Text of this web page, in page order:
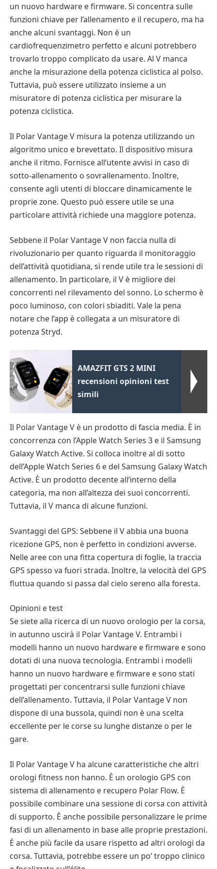
un nuovo hardware e firmware. Si concentra sulle
funzioni chiave per l’allenamento e il recupero, ma ha
anche alcuni svantaggi. Non è un
cardiofrequenzimetro perfetto e alcuni potrebbero
trovarlo troppo complicato da usare. Al V manca
anche la misurazione della potenza ciclistica al polso.
Tuttavia, può essere utilizzato insieme a un
misuratore di potenza ciclistica per misurare la
potenza ciclistica.
Il Polar Vantage V misura la potenza utilizzando un
algoritmo unico e brevettato. Il dispositivo misura
anche il ritmo. Fornisce all’utente avvisi in caso di
sotto-allenamento o sovrallenamento. Inoltre,
consente agli utenti di bloccare dinamicamente le
proprie zone. Questo può essere utile se una
particolare attività richiede una maggiore potenza.
Sebbene il Polar Vantage V non faccia nulla di
rivoluzionario per quanto riguarda il monitoraggio
dell’attività quotidiana, si rende utile tra le sessioni di
allenamento. In particolare, il V è migliore dei
concorrenti nel rilevamento del sonno. Lo schermo è
poco luminoso, con colori sbiaditi. Vale la pena
notare che l’app è collegata a un misuratore di
potenza Stryd.
AMAZFIT GTS 2 MINI
recensioni opinioni test
simili
Il Polar Vantage V è un prodotto di fascia media. È in
concorrenza con l’Apple Watch Series 3 e il Samsung
Galaxy Watch Active. Si colloca inoltre al di sotto
dell’Apple Watch Series 6 e del Samsung Galaxy Watch
Active. È un prodotto decente all’interno della
categoria, ma non all’altezza dei suoi concorrenti.
Tuttavia, il V manca di alcune funzioni.
Svantaggi del GPS: Sebbene il V abbia una buona
ricezione GPS, non è perfetto in condizioni avverse.
Nelle aree con una fitta copertura di foglie, la traccia
GPS spesso va fuori strada. Inoltre, la velocità del GPS
fluttua quando si passa dal cielo sereno alla foresta.
Opinioni e test
Se siete alla ricerca di un nuovo orologio per la corsa,
in autunno uscirà il Polar Vantage V. Entrambi i
modelli hanno un nuovo hardware e firmware e sono
dotati di una nuova tecnologia. Entrambi i modelli
hanno un nuovo hardware e firmware e sono stati
progettati per concentrarsi sulle funzioni chiave
dell’allenamento. Tuttavia, il Polar Vantage V non
dispone di una bussola, quindi non è una scelta
eccellente per le corse su lunghe distanze o per le
gare.
Il Polar Vantage V ha alcune caratteristiche che altri
orologi fitness non hanno. È un orologio GPS con
sistema di allenamento e recupero Polar Flow. È
possibile combinare una sessione di corsa con attività
di supporto. È anche possibile personalizzare le prime
fasi di un allenamento in base alle proprie prestazioni.
È anche più facile da usare rispetto ad altri orologi da
corsa. Tuttavia, potrebbe essere un po’ troppo clinico